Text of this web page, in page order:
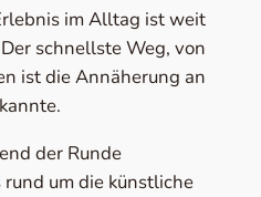
im Alltag ist weit
schnellste Weg, von
ist die Annäherung an
der Runde
um die künstliche